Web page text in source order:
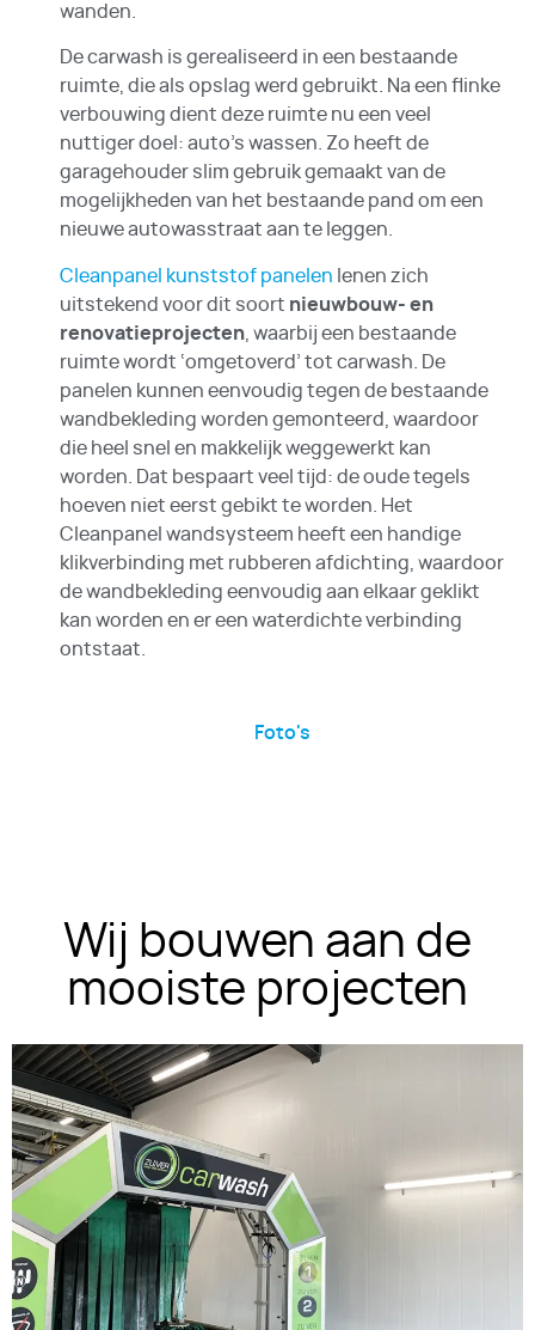
wanden.
De carwash is gerealiseerd in een bestaande
ruimte, die als opslag werd gebruikt. Na een flinke
verbouwing dient deze ruimte nu een veel
nuttiger doel: auto’s wassen. Zo heeft de
garagehouder slim gebruik gemaakt van de
mogelijkheden van het bestaande pand om een
nieuwe autowasstraat aan te leggen.
Cleanpanel kunststof panelen lenen zich
uitstekend voor dit soort nieuwbouw- en
renovatieprojecten , waarbij een bestaande
ruimte wordt ‘omgetoverd’ tot carwash. De
panelen kunnen eenvoudig tegen de bestaande
wandbekleding worden gemonteerd, waardoor
die heel snel en makkelijk weggewerkt kan
worden. Dat bespaart veel tijd: de oude tegels
hoeven niet eerst gebikt te worden. Het
Cleanpanel wandsysteem heeft een handige
klikverbinding met rubberen afdichting, waardoor
de wandbekleding eenvoudig aan elkaar geklikt
kan worden en er een waterdichte verbinding
ontstaat.
Foto's
Wij bouwen aan de
mooiste projecten